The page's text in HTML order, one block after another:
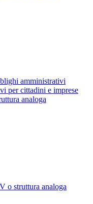
amministrativi
per cittadini e imprese
analoga
o struttura analoga